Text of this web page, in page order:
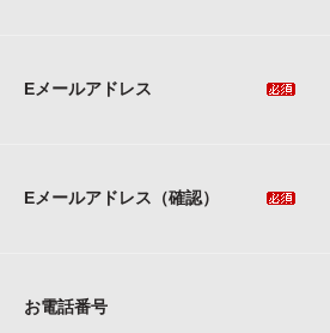
Eメールアドレス
Eメールアドレス（確認）
お電話番号